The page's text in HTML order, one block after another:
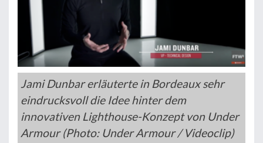
Jami Dunbar erläuterte in Bordeaux sehr
eindrucksvoll die Idee hinter dem
innovativen Lighthouse-Konzept von Under
Armour (Photo: Under Armour / Videoclip)